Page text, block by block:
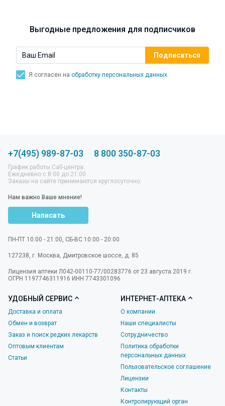
Выгодные предложения для подписчиков
Я согласен на обработку персональных данных
+7(495) 989-87-03 8 800 350-87-03
График работы Call-центра:
Ежедневно с 8:00 до 21:00
Заказы на сайте принимаются круглосуточно
Нам важно Ваше мнение!
Написать
ПН-ПТ 10:00 - 21:00, СБ-ВС 10:00 - 20:00
127238 г. Москва Дмитровское шоссе, д. 85
Лицензия аптеки Л042-00110-77/00283776 от 23 августа 2019 г.
ОГРН 1197746311916 ИНН 7743301096
УДОБНЫЙ СЕРВИС
Доставка и оплата
Обмен и возврат
Заказ и поиск редких лекарств
Оптовым клиентам
Статьи
ИНТЕРНЕТ-АПТЕКА
О компании
Наши специалисты
Сотрудничество
Политика обработки
персональных данных
Пользовательское соглашение
Лицензии
Контакты
Контролирующий орган